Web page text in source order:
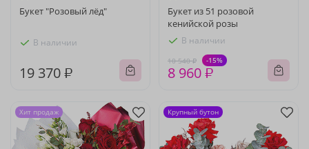
Букет "Розовый лёд"
В наличии
19 370 ₽
Букет из 51 розовой
кенийской розы
В наличии
10 540 ₽ -15%
8 960 ₽
Хит продаж Крупный бутон